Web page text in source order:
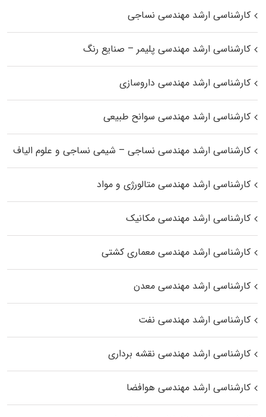
کارشناسی ارشد مهندسی نساجی
کارشناسی ارشد مهندسی پلیمر – صنایع رنگ
کارشناسی ارشد مهندسی داروسازی
کارشناسی ارشد مهندسی سوانح طبیعی
کارشناسی ارشد مهندسی نساجی – شیمی نساجی و علوم الیاف
کارشناسی ارشد مهندسی متالورژی و مواد
کارشناسی ارشد مهندسی مکانیک
کارشناسی ارشد مهندسی معماری کشتی
کارشناسی ارشد مهندسی معدن
کارشناسی ارشد مهندسی نفت
کارشناسی ارشد مهندسی نقشه برداری
کارشناسی ارشد مهندسی هوافضا